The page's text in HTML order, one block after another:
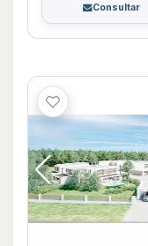
Consultar